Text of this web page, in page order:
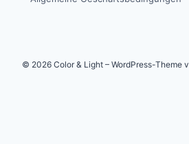
© 2026 Color & Light – WordPress-Theme